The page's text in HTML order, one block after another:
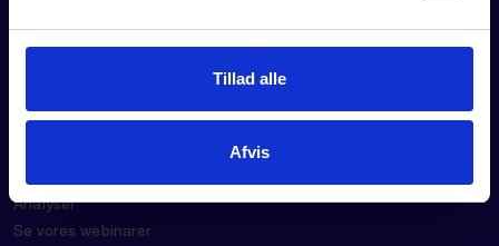
Tillad alle
Afvis
FOR MEDLEMMER
Værktøjer
Analyser
Se vores webinarer